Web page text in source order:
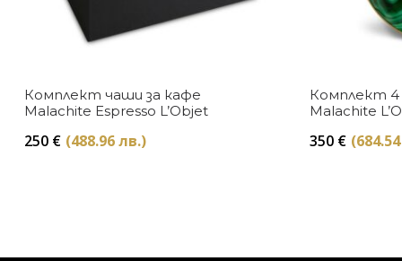
Комплект чаши за кафе
Malachite Espresso L’Objet
250 € (488.96 лв.)
Комплект 4
Malachite
350 €